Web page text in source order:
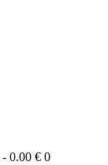
-0.00 € 0